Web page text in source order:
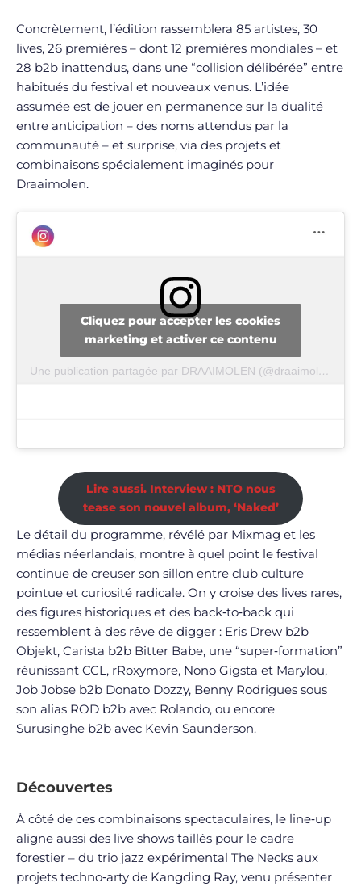
Concrètement, l’édition rassemblera 85 artistes, 30
lives, 26 premières – dont 12 premières mondiales – et
28 b2b inattendus, dans une “collision délibérée” entre
habitués du festival et nouveaux venus. L’idée
assumée est de jouer en permanence sur la dualité
entre anticipation – des noms attendus par la
communauté – et surprise, via des projets et
combinaisons spécialement imaginés pour
Draaimolen.
Cliquez pour accepter les cookies
marketing et activer ce contenu
Lire aussi. Interview : NTO nous
tease son nouvel album, ‘Naked’
Le détail du programme, révélé par Mixmag et les
médias néerlandais, montre à quel point le festival
continue de creuser son sillon entre club culture
pointue et curiosité radicale. On y croise des lives rares,
des figures historiques et des back‑to‑back qui
ressemblent à des rêve de digger : Eris Drew b2b
Objekt, Carista b2b Bitter Babe, une “super‑formation”
réunissant CCL, rRoxymore, Nono Gigsta et Marylou,
Job Jobse b2b Donato Dozzy, Benny Rodrigues sous
son alias ROD b2b avec Rolando, ou encore
Surusinghe b2b avec Kevin Saunderson.
Découvertes
À côté de ces combinaisons spectaculaires, le line‑up
aligne aussi des live shows taillés pour le cadre
forestier – du trio jazz expérimental The Necks aux
projets techno‑arty de Kangding Ray, venu présenter